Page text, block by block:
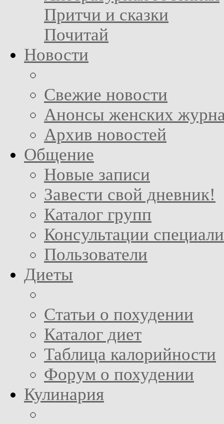
Притчи и сказки
Почитай
Новости
Свежие новости
Анонсы женских
Архив новостей
Общение
Новые записи
Завести свой дневник!
Каталог групп
Консультации
Пользователи
Диеты
Статьи о похудении
Каталог диет
Таблица калорийности
Форум о похудении
Кулинария